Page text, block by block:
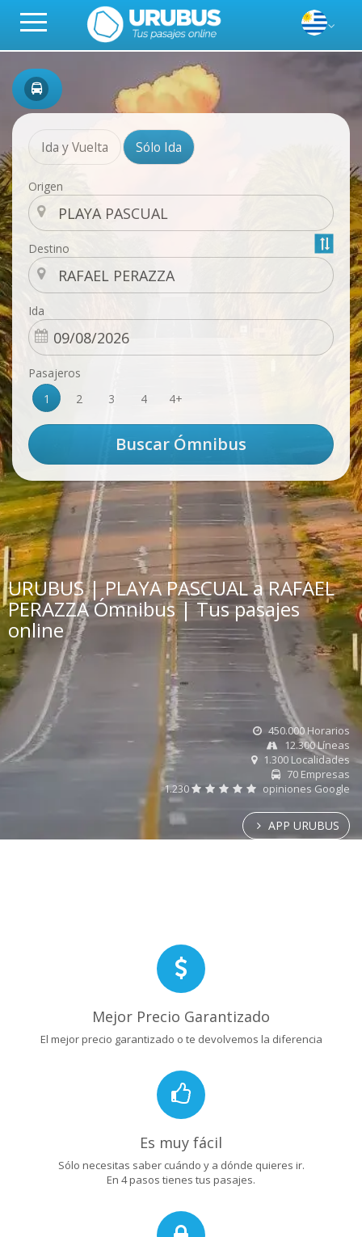
Ida y Vuelta Sólo Ida
Origen
Destino
Ida
Pasajeros
1
2 3 4 4+
URUBUS | PLAYA PASCUAL a RAFAEL
PERAZZA Ómnibus | Tus pasajes
online
450.000 Horarios
12.300 Líneas
1.300 Localidades
70 Empresas
1.230
opiniones Google
APP URUBUS
Mejor Precio Garantizado
El mejor precio garantizado o te devolvemos la diferencia
Es muy fácil
Sólo necesitas saber cuándo y a dónde quieres ir.
En 4 pasos tienes tus pasajes.